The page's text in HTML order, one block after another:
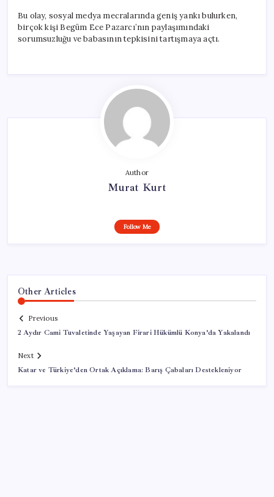
Bu olay, sosyal medya mecralarında geniş yankı bulurken,
birçok kişi Begüm Ece Pazarcı’nın paylaşımındaki
sorumsuzluğu ve babasının tepkisini tartışmaya açtı.
Author
Murat Kurt
Follow Me
Other Articles
Previous
2 Aydır Cami Tuvaletinde Yaşayan Firari Hükümlü Konya’da Yakalandı
Next
Katar ve Türkiye’den Ortak Açıklama: Barış Çabaları Destekleniyor